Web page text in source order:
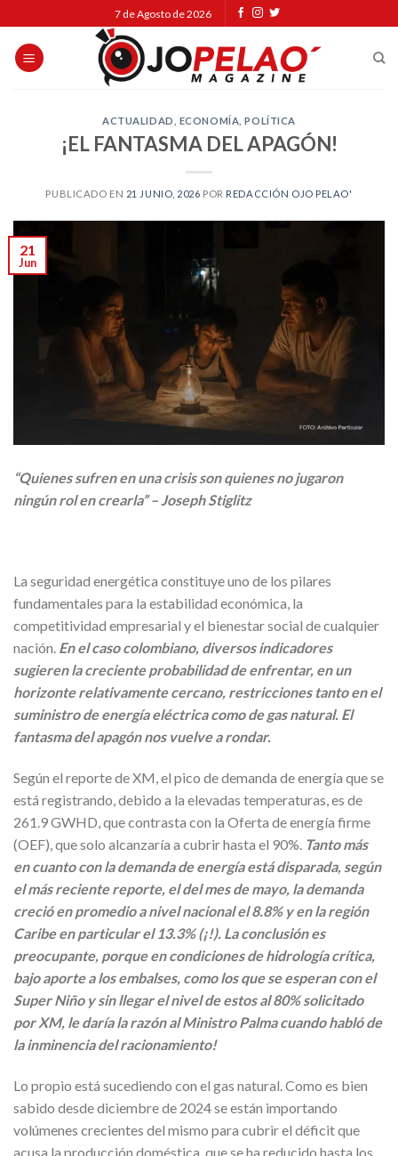
to
content
7 de Agosto de 2026
ACTUALIDAD ECONOMÍA ,POLÍTICA
¡EL FANTASMA DEL APAGÓN!
PUBLICADO EN 21 JUNIO, 2026 POR REDACCIÓN OJO PELAO'
21
Jun
“Quienes sufren en una crisis son quienes no jugaron
ningún rol en crearla” – Joseph Stiglitz
La seguridad energética constituye uno de los pilares
fundamentales para la estabilidad económica, la
competitividad empresarial y el bienestar social de cualquier
nación. En el caso colombiano, diversos indicadores
sugieren la creciente probabilidad de enfrentar, en un
horizonte relativamente cercano, restricciones tanto en el
suministro de energía eléctrica como de gas natural. El
fantasma del apagón nos vuelve a rondar.
Según el reporte de XM, el pico de demanda de energía que se
está registrando, debido a la elevadas temperaturas, es de
261.9 GWHD, que contrasta con la Oferta de energía firme
(OEF), que solo alcanzaría a cubrir hasta el 90%. Tanto más
en cuanto con la demanda de energía está disparada, según
el más reciente reporte, el del mes de mayo, la demanda
creció en promedio a nivel nacional el 8.8% y en la región
Caribe en particular el 13.3% (¡!). La conclusión es
preocupante, porque en condiciones de hidrología crítica,
bajo aporte a los embalses, como los que se esperan con el
Super Niño y sin llegar el nivel de estos al 80% solicitado
por XM, le daría la razón al Ministro Palma cuando habló de
la inminencia del racionamiento!
Lo propio está sucediendo con el gas natural. Como es bien
sabido desde diciembre de 2024 se están importando
volúmenes crecientes del mismo para cubrir el déficit que
acusa la producción doméstica, que se ha reducido hasta los